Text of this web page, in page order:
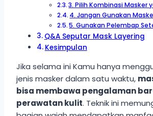
3. Pilih Kombinasi Masker
4. Jangan Gunakan
5. Gunakan Pelembap
Q&A Seputar Mask Layering
Kesimpulan
Jika selama ini Kamu hanya
jenis masker dalam satu waktu,
bisa membawa pengalaman
perawatan kulit. Teknik ini